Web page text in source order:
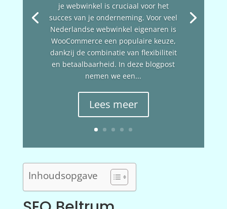
je webwinkel is cruciaal voor het
succes van je onderneming. Voor veel
Nederlandse webwinkel eigenaren is
WooCommerce een populaire keuze,
dankzij de combinatie van flexibiliteit
en betaalbaarheid. In deze blogpost
nemen we een...
Lees meer
Inhoudsopgave